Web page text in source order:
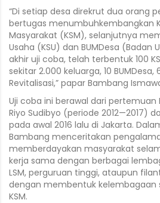
“Di setiap desa direkrut dua orang
bertugas menumbuhkembangkan
Masyarakat (KSM), selanjutnya
Usaha (KSU) dan BUMDesa (Badan
akhir uji coba, telah terbentuk 100
sekitar 2.000 keluarga, 10 BUMDesa,
Revitalisasi,” papar Bambang
Uji coba ini berawal dari pertemuan
Riyo Sudibyo (periode 2012—2017)
pada awal 2016 lalu di Jakarta.
Bambang menceritakan
memberdayakan masyarakat
kerja sama dengan berbagai
LSM, perguruan tinggi, ataupun
dengan membentuk kelembagaan
KSM.